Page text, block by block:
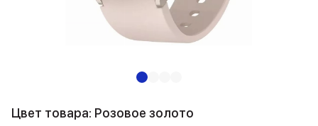
Цвет товара: Розовое золото